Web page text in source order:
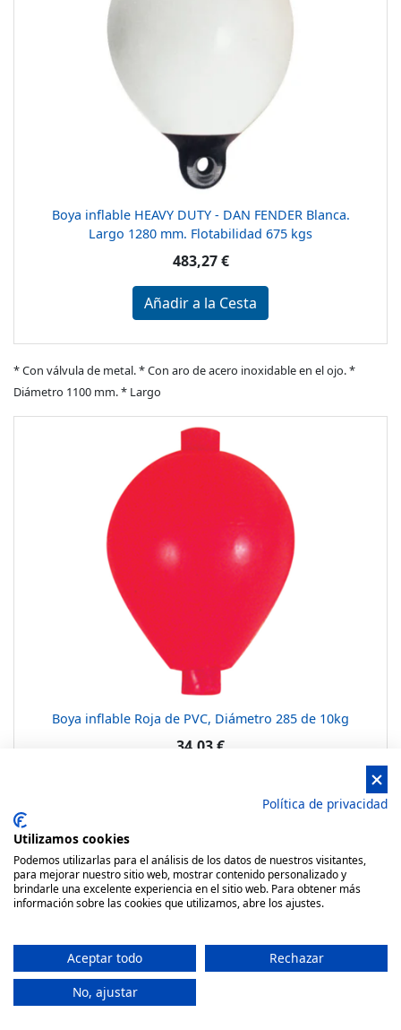
Boya inflable HEAVY DUTY - DAN FENDER Blanca.
Largo 1280 mm. Flotabilidad 675 kgs
483,27 €
Añadir a la Cesta
* Con válvula de metal. * Con aro de acero inoxidable en el ojo. *
Diámetro 1100 mm. * Largo
Boya inflable Roja de PVC, Diámetro 285 de 10kg
34,03 €
*Con válvula para su fácil hinchado y orificio para asta de
balizamiento.
Política de privacidad
Utilizamos cookies
Podemos utilizarlas para el análisis de los datos de nuestros visitantes,
para mejorar nuestro sitio web, mostrar contenido personalizado y
brindarle una excelente experiencia en el sitio web. Para obtener más
información sobre las cookies que utilizamos, abre los ajustes.
Aceptar todo
Rechazar
No, ajustar